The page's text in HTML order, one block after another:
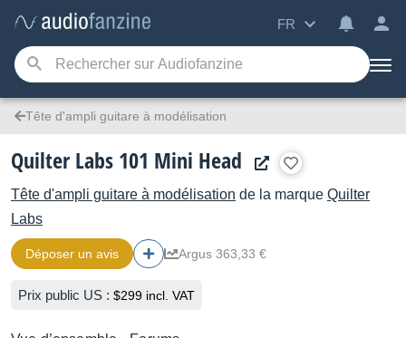
FR
Tête d'ampli guitare à modélisation
Quilter Labs 101 Mini Head
Tête d'ampli guitare à modélisation de la marque Quilter
Labs
Déposer un avis Argus 363,33 €
Prix public US : $299 incl. VAT